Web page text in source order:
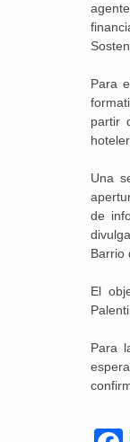
Para
partir
Una
de
Barrio
El
Para